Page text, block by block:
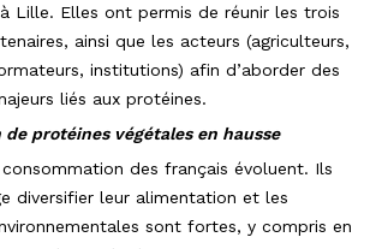
Lille. Elles ont permis de réunir les trois
ainsi que les acteurs (agriculteurs,
institutions) afin d’aborder des
liés aux protéines.
de protéines végétales en hausse
des français évoluent. Ils
diversifier leur alimentation et les
sont fortes, y compris en